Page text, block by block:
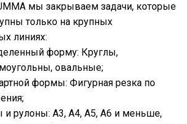
мы закрываем задачи, которые
только на крупных
линиях:
форму: Круглы,
овальные;
формы: Фигурная резка по
и рулоны: А3, А4, А5, А6 и меньше,